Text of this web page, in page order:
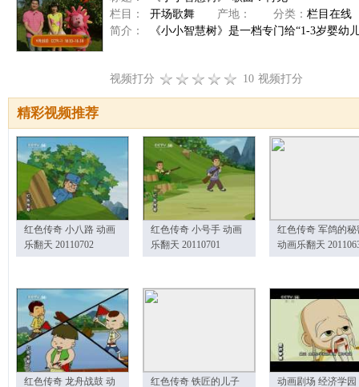
栏目：
开场歌舞 产地： 分类： 栏目在线
简介：
《小小智慧树》是一档专门给“1-3岁婴
视频打分 10 视频打分
精彩视频推荐
红色传奇 小八路 动画
乐翻天 20110702
红色传奇 小号手 动画
乐翻天 20110701
红色传奇 军鸽的秘
动画乐翻天
红色传奇 龙舟战鼓 动
红色传奇 铁匠的儿子
动画剧场 经济学园